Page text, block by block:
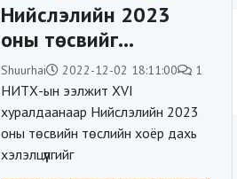
Нийслэлийн 2023
оны төсвийг
баталлаа
Shuurhai 2022-12-02 18:11:00 1
НИТХ-ын ээлжит XVI
хуралдаанаар Нийслэлийн 2023
оны төсвийн төслийн хоёр дахь
хэлэлцүүлгийг